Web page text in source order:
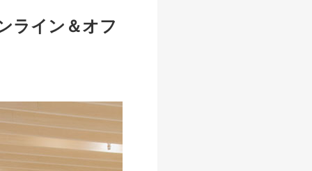
ライン＆オフ